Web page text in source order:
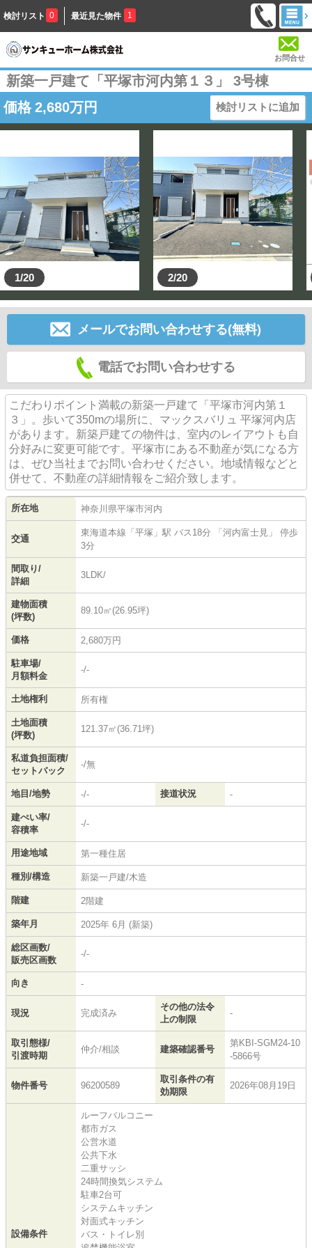
検討リスト 0 最近見た物件 1
お問合せ
新築一戸建て「平塚市河内第１３」 3号棟
価格 2,680万円 検討リストに追加
1/20 2/20
メールでお問い合わせする(無料)
電話でお問い合わせする
こだわりポイント満載の新築一戸建て「平塚市河内第１
３」。歩いて350mの場所に、マックスバリュ 平塚河内店
があります。新築戸建ての物件は、室内のレイアウトも自
分好みに変更可能です。平塚市にある不動産が気になる方
は、ぜひ当社までお問い合わせください。地域情報などと
併せて、不動産の詳細情報をご紹介致します。
所在地 神奈川県平塚市河内
交通
東海道本線 「 平塚 」駅 バス18分 「河内富士見」 停歩
3分
間取り/
詳細
3LDK/
建物面積
(坪数)
89.10㎡(26.95坪)
価格 2,680万円
駐車場/
月額料金
-/-
土地権利 所有権
土地面積
(坪数)
121.37㎡(36.71坪)
私道負担面積/
セットバック
-/無
地目/地勢 -/- 接道状況 -
建ぺい率/
容積率
-/-
用途地域 第一種住居
種別/構造 新築一戸建/木造
階建 2階建
築年月 2025年 6月 (新築)
総区画数/
販売区画数
-/-
向き -
現況 完成済み
その他の法令
上の制限
-
取引態様/
引渡時期
仲介/相談 建築確認番号
第KBI-SGM24-10
-5866号
物件番号 96200589
取引条件の有
効期限
2026年08月19日
設備条件
ルーフバルコニー
都市ガス
公営水道
公共下水
二重サッシ
24時間換気システム
駐車2台可
システムキッチン
対面式キッチン
バス・トイレ別